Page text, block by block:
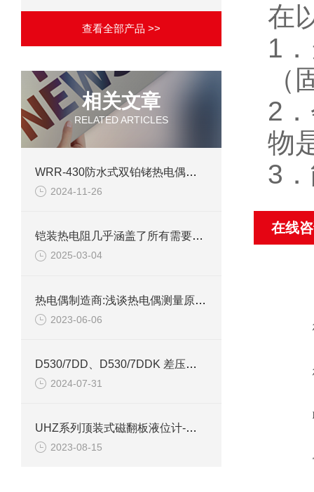
查看全部产品 >>
相关文章
RELATED ARTICLES
WRR-430防水式双铂铑热电偶在工业生产过程中的运用
2024-11-26
铠装热电阻几乎涵盖了所有需要温度测量的工业领域
2025-03-04
热电偶制造商:浅谈热电偶测量原理及优点
2023-06-06
D530/7DD、D530/7DDK 差压控制器技术参数介绍
2024-07-31
UHZ系列顶装式磁翻板液位计-上海自动化五厂
2023-08-15
在
1
2
物
3
在线